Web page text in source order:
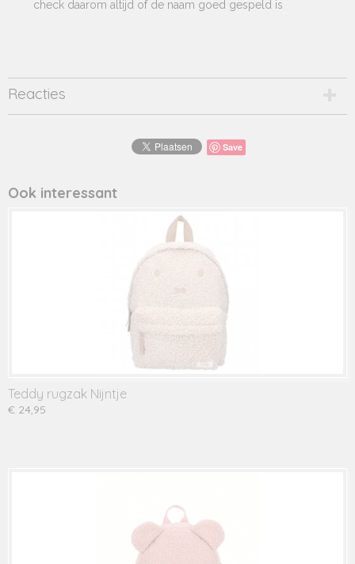
check daarom altijd of de naam goed gespeld is
Reacties
Save
Ook interessant
Teddy rugzak Nijntje
€ 24,95